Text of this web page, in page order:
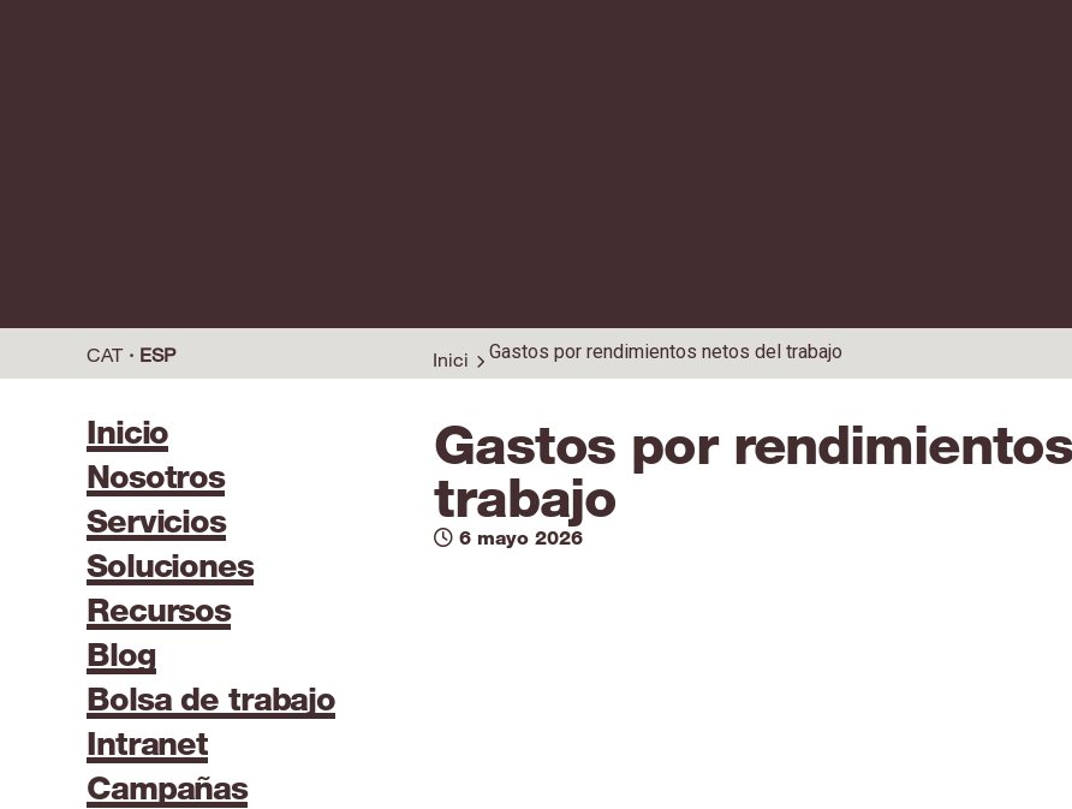
CAT ESP Inici Gastos por rendimientos netos del trabajo
Inicio
Nosotros
Servicios
Soluciones
Recursos
Blog
Bolsa de trabajo
Intranet
Campañas
Gastos por
trabajo
6 mayo 2026